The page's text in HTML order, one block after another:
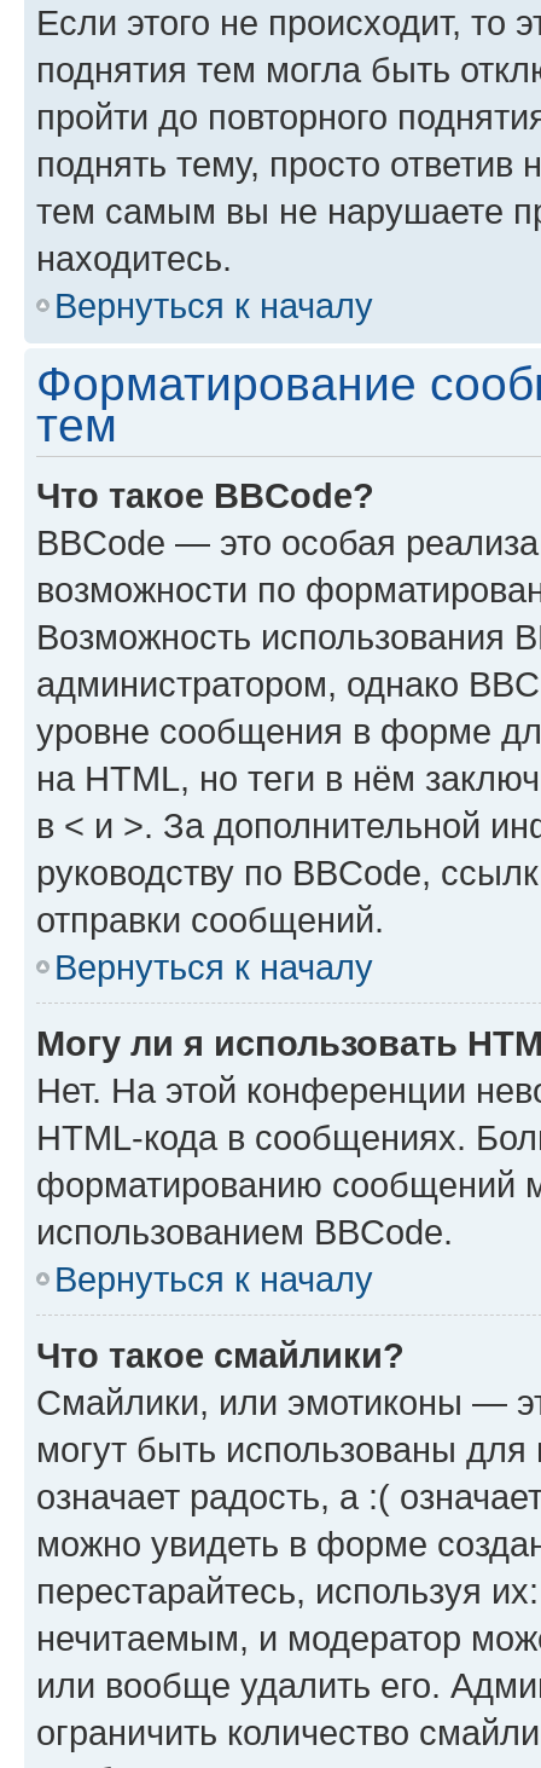
Если этого не происходит, то
поднятия тем могла быть
пройти до повторного
поднять тему, просто ответив
тем самым вы не нарушаете
находитесь.
Вернуться к началу
Форматирование
тем
Что такое BBCode?
BBCode — это особая
возможности по
Возможность использования
администратором, однако
уровне сообщения в форме
на HTML, но теги в нём
в < и >. За дополнительной
руководству по BBCode,
отправки сообщений.
Вернуться к началу
Могу ли я использовать
Нет. На этой конференции
HTML-кода в сообщениях.
форматированию сообщений
использованием BBCode.
Вернуться к началу
Что такое смайлики?
Смайлики, или эмотиконы —
могут быть использованы
означает радость, а :(
можно увидеть в форме
перестарайтесь, используя
нечитаемым, и модератор
или вообще удалить его.
ограничить количество